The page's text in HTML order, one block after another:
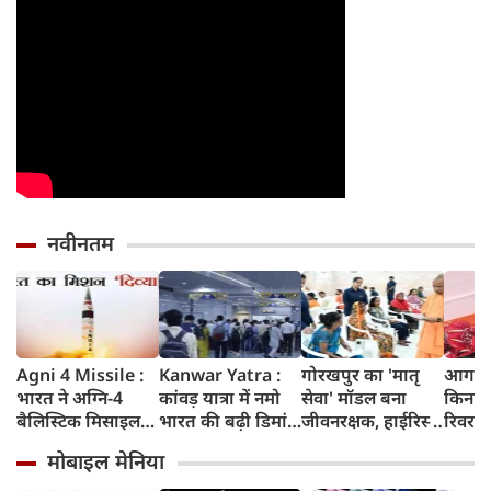
नवीनतम
Agni 4 Missile :
भारत ने अग्नि-4
बैलिस्टिक मिसाइल
किया, 4,000 KM
Kanwar Yatra :
कांवड़ यात्रा में नमो
भारत की बढ़ी डिमांड,
कई स्टेशनों पर 50%
गोरखपुर का 'मातृ
सेवा' मॉडल बना
जीवनरक्षक, हाईरिस्क
इलाज से बची 77
आगरा
रिवर
करेगी
मोबाइल मेनिया